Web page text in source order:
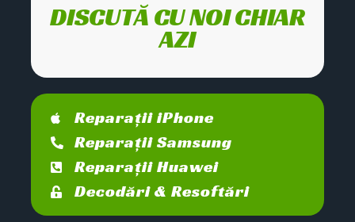
DISCUTĂ CU NOI CHIAR
AZI
Reparații iPhone
Reparații Samsung
Reparații Huawei
Decodări & Resoftări